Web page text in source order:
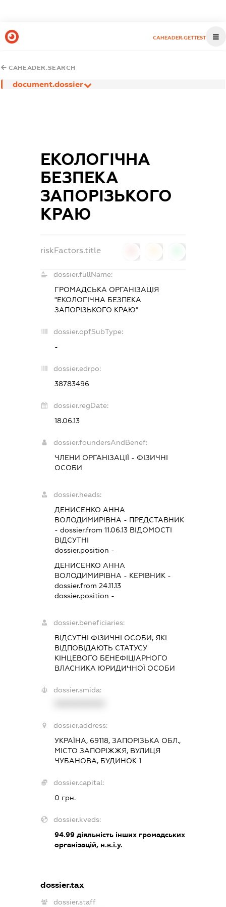
CAHEADER.GETTEST
CAHEADER.SEARCH
document.dossier
ЕКОЛОГІЧНА
БЕЗПЕКА
ЗАПОРІЗЬКОГО
КРАЮ
riskFactors.title
dossier.fullName:
ГРОМАДСЬКА ОРГАНІЗАЦІЯ
"ЕКОЛОГІЧНА БЕЗПЕКА
ЗАПОРІЗЬКОГО КРАЮ"
dossier.opfSubType:
-
dossier.edrpo:
38783496
dossier.regDate:
18.06.13
dossier.foundersAndBenef:
ЧЛЕНИ ОРГАНІЗАЦІЇ - ФІЗИЧНІ
ОСОБИ
dossier.heads:
ДЕНИСЕНКО АННА
ВОЛОДИМИРІВНА - ПРЕДСТАВНИК
- dossier.from 11.06.13ВІДОМОСТІ
ВІДСУТНІ
dossier.position -
ДЕНИСЕНКО АННА
ВОЛОДИМИРІВНА - КЕРІВНИК -
dossier.from 24.11.13
dossier.position -
dossier.beneficiaries:
ВІДСУТНІ ФІЗИЧНІ ОСОБИ, ЯКІ
ВІДПОВІДАЮТЬ СТАТУСУ
КІНЦЕВОГО БЕНЕФІЦІАРНОГО
ВЛАСНИКА ЮРИДИЧНОЇ ОСОБИ
dossier.smida:
dossier.address:
УКРАЇНА, 69118, ЗАПОРІЗЬКА ОБЛ.,
МІСТО ЗАПОРІЖЖЯ, ВУЛИЦЯ
ЧУБАНОВА, БУДИНОК 1
dossier.capital:
0 грн.
dossier.kveds:
94.99діяльність інших громадських
організацій, н.в.і.у.
dossier.tax
dossier.staff